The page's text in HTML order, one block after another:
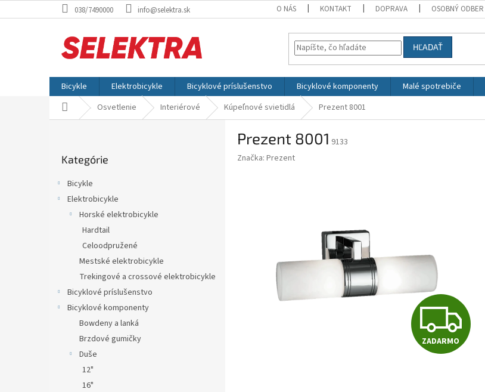
na
038/7490000 info@selektra.sk O NÁS KONTAKT DOPRAVA OSOBNÝ ODBER
HĽADAŤ
Bicykle Elektrobicykle Bicyklové príslušenstvo Bicyklové komponenty Malé spotrebiče
Domov Osvetlenie Interiérové Kúpeľnové svietidlá Prezent 8001
kategórie
Kategórie
Bicykle
Elektrobicykle
Horské elektrobicykle
Hardtail
Celoodpružené
Mestské elektrobicykle
Trekingové a crossové elektrobicykle
Bicyklové príslušenstvo
Bicyklové komponenty
Bowdeny a lanká
Brzdové gumičky
Duše
12"
16"
Prezent 8001 9133
Značka: Prezent
Z
A
ZADARMO